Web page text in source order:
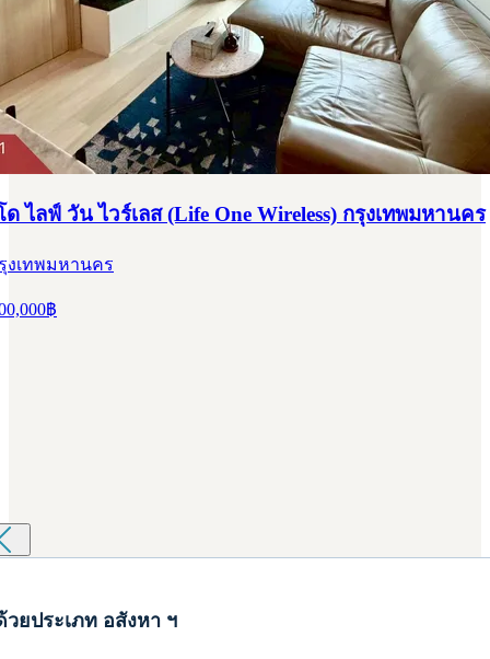
ไลฟ์ วัน ไวร์เลส (Life One Wireless) กรุงเทพมหานคร
งเทพมหานคร
฿
ยประเภท อสังหา ฯ